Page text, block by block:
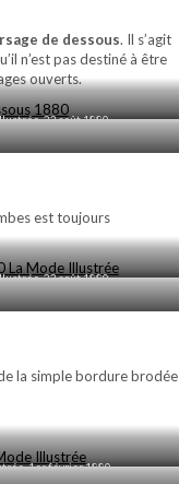
de dessous. Il s’agit
n’est pas destiné à être
ouverts.
22 août 1880
est toujours
22 août 1880
la simple bordure brodée
1er février 1880